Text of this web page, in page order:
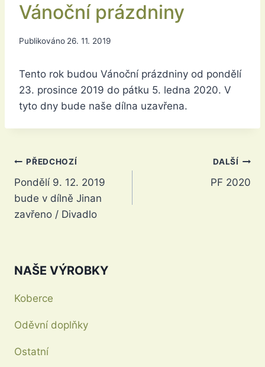
Vánoční prázdniny
Publikováno 26. 11. 2019
Tento rok budou Vánoční prázdniny od pondělí
23. prosince 2019 do pátku 5. ledna 2020. V
tyto dny bude naše dílna uzavřena.
Navigace
pro
příspěvek
PŘEDCHOZÍ
Pondělí 9. 12. 2019
bude v dílně Jinan
zavřeno / Divadlo
DALŠÍ
PF 2020
NAŠE VÝROBKY
Koberce
Oděvní doplňky
Ostatní